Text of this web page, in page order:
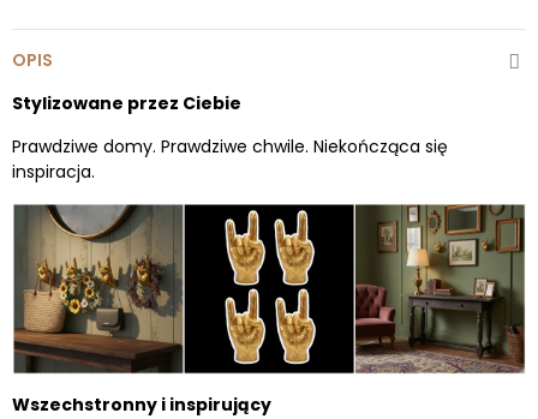
OPIS
Stylizowane przez Ciebie
Prawdziwe domy. Prawdziwe chwile. Niekończąca się
inspiracja.
Wszechstronny i inspirujący